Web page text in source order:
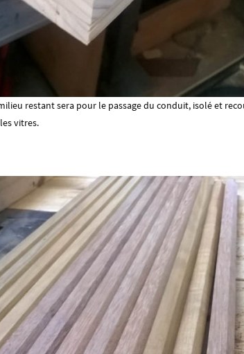
restant sera pour le passage du conduit, isolé et
vitres.